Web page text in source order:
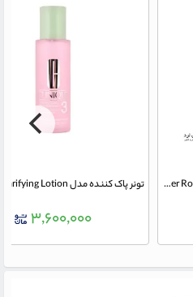
تونر تسکین دهنده گل رز گارنیه Garnier Rose Toner حجم 200 میلی لیتر
۳,۶۰۰,۰۰۰